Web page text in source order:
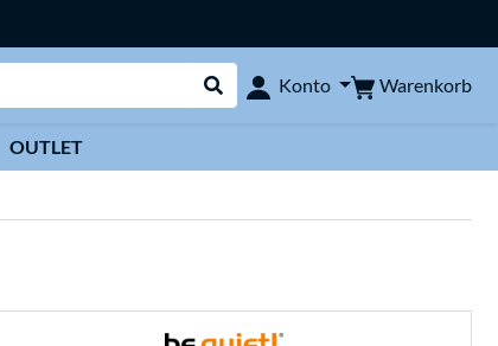
Suche durchführen
Konto Warenkorb
OUTLET